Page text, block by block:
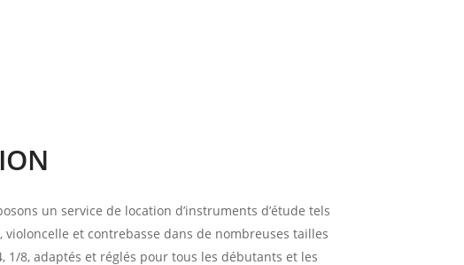
un service de location d’instruments d’étude tels
violoncelle et contrebasse dans de nombreuses tailles
1/8, adaptés et réglés pour tous les débutants et les